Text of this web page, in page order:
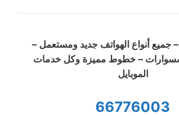
– جميع أنواع الهواتف جديد ومستعمل –
– خطوط مميزة وكل خدمات
الموبايل
66776003